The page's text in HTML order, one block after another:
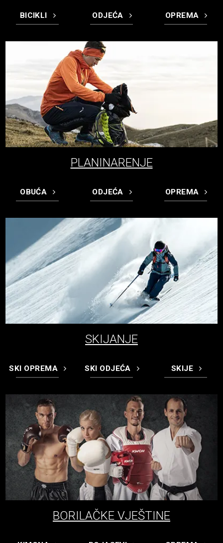
BICIKLI ODJEĆA OPREMA
PLANINARENJE
OBUĆA ODJEĆA OPREMA
SKIJANJE
SKI OPREMA SKI ODJEĆA SKIJE
BORILAČKE VJEŠTINE